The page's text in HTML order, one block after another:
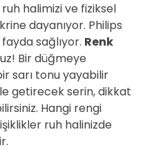
halimizi ve fiziksel
dayanıyor. Philips
sağlıyor. Renk
Bir düğmeye
sarı tonu yayabilir
getirecek serin, dikkat
Hangi rengi
ruh halinizde